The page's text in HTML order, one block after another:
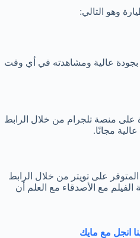
وهو التالي:
عالية ومشاهدته في أي وقت
على منصة تلجرام من خلال الرابط
مجانًا.
المتوفر على تويتر من خلال الرابط
مع الأصدقاء مع العلم أن
انجل مع مايك